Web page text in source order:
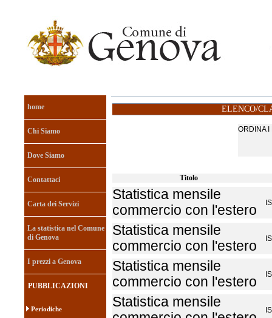
home
Chi Siamo
Dove Siamo
Contattaci
Carta dei Servizi
La statistica nel Comune
di Genova
I prezzi a Genova
PUBBLICAZIONI
Periodiche
ELENCO/
Titolo
Statistica mensile
commercio con l'estero
Statistica mensile
commercio con l'estero
Statistica mensile
commercio con l'estero
Statistica mensile